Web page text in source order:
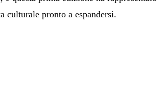
culturale pronto a espandersi.